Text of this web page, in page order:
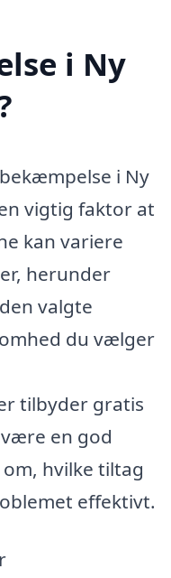
i Ny
i Ny
vigtig faktor at
kan variere
herunder
valgte
du vælger
tilbyder gratis
en god
hvilke tiltag
effektivt.